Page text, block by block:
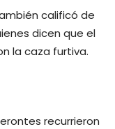
calificó de
dicen que el
la caza furtiva.
recurrieron